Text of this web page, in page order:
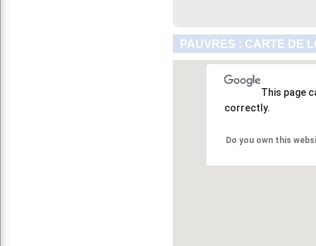
PAUVRES : CARTE DE
This page
correctly.
Do you own this